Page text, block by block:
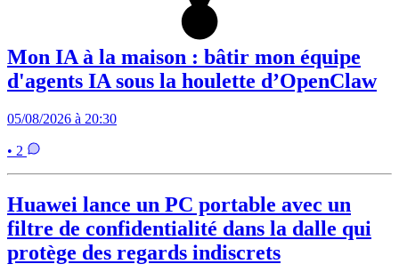
Mon IA à la maison : bâtir mon équipe
d'agents IA sous la houlette d’OpenClaw
05/08/2026 à 20:30
• 2
Huawei lance un PC portable avec un
filtre de confidentialité dans la dalle qui
protège des regards indiscrets